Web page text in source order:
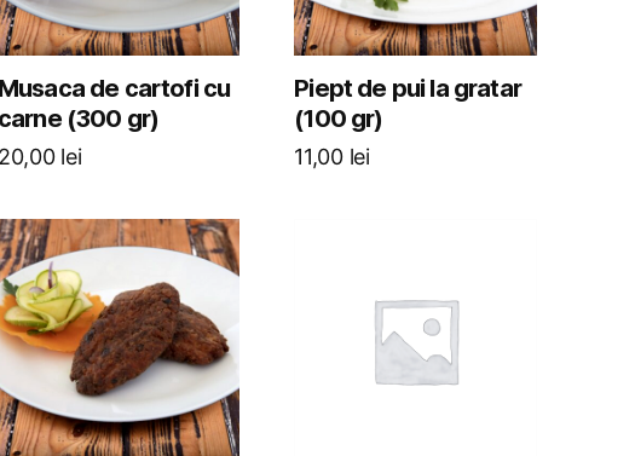
Musaca de cartofi cu
carne (300 gr)
20,00 lei
Piept de pui la gratar
(100 gr)
11,00 lei